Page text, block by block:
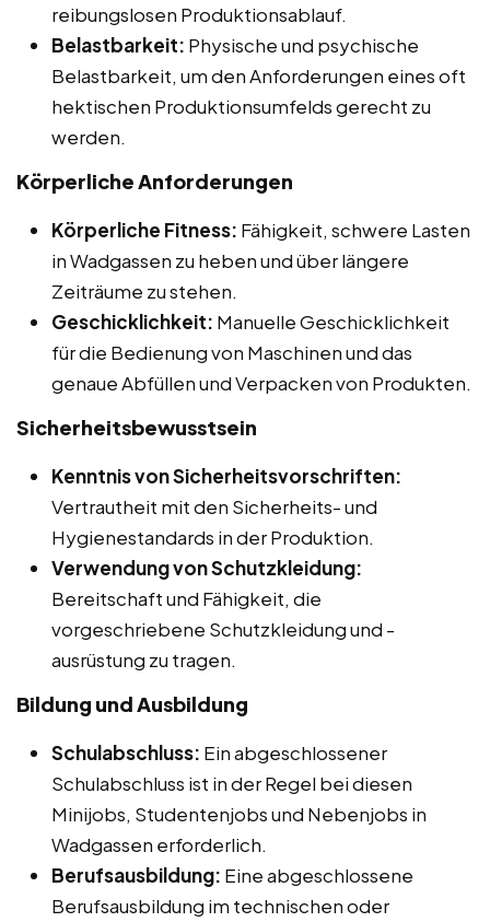
reibungslosen Produktionsablauf.
Belastbarkeit: Physische und psychische
Belastbarkeit, um den Anforderungen eines oft
hektischen Produktionsumfelds gerecht zu
werden.
Körperliche Anforderungen
Körperliche Fitness: Fähigkeit, schwere Lasten
in Wadgassen zu heben und über längere
Zeiträume zu stehen.
Geschicklichkeit: Manuelle Geschicklichkeit
für die Bedienung von Maschinen und das
genaue Abfüllen und Verpacken von Produkten.
Sicherheitsbewusstsein
Kenntnis von Sicherheitsvorschriften:
Vertrautheit mit den Sicherheits- und
Hygienestandards in der Produktion.
Verwendung von Schutzkleidung:
Bereitschaft und Fähigkeit, die
vorgeschriebene Schutzkleidung und -
ausrüstung zu tragen.
Bildung und Ausbildung
Schulabschluss: Ein abgeschlossener
Schulabschluss ist in der Regel bei diesen
Minijobs, Studentenjobs und Nebenjobs in
Wadgassen erforderlich.
Berufsausbildung: Eine abgeschlossene
Berufsausbildung im technischen oder